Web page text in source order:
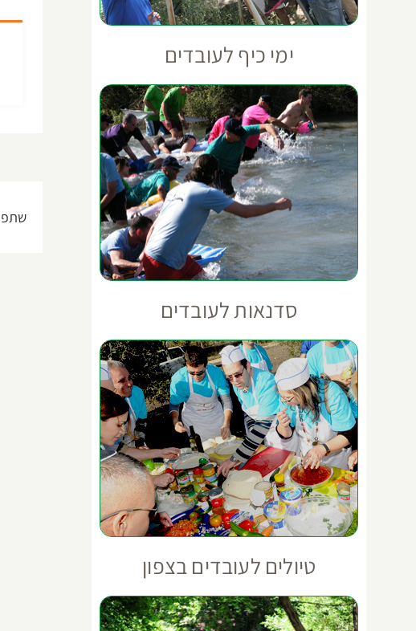
ימי כיף לעובדים
סדנאות לעובדים
טיולים לעובדים בצפון